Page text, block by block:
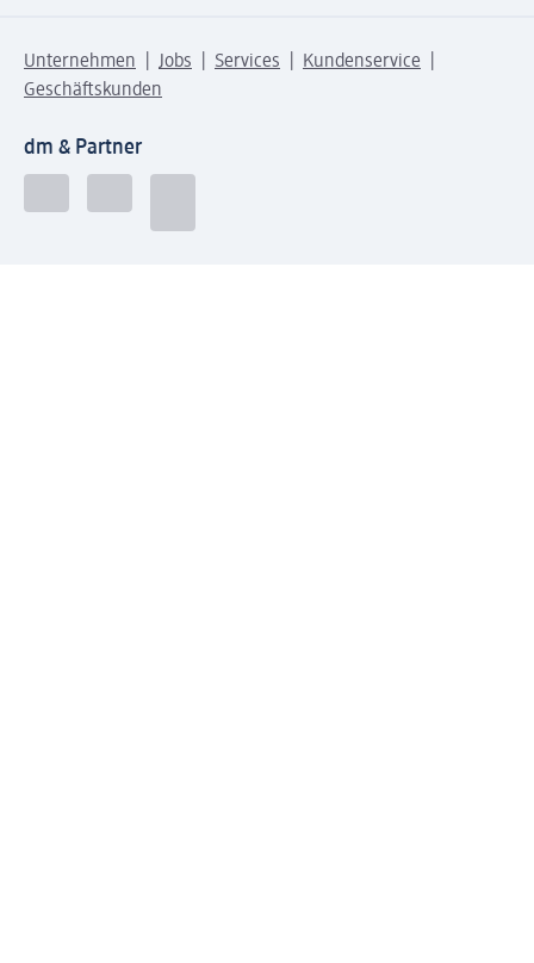
Unternehmen Jobs Services
Kundenservice
Geschäftskunden
dm & Partner